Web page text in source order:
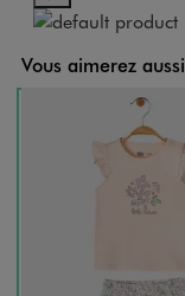
Vous aimerez aussi